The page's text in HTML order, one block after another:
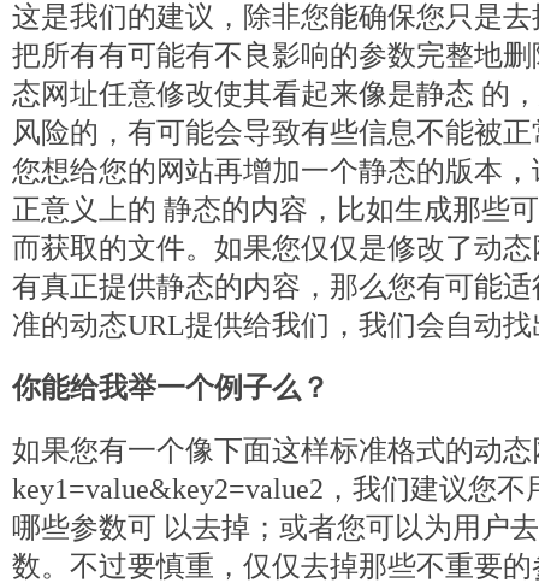
这是我们的建议，除非您能确保您只是
把所有有可能有不良影响的参数完整地
态网址任意修改使其看起来像是静态 的
风险的，有可能会导致有些信息不能被
您想给您的网站再增加一个静态的版本
正意义上的 静态的内容，比如生成那些
而获取的文件。如果您仅仅是修改了动
有真正提供静态的内容，那么您有可能
准的动态URL提供给我们，我们会自动
你能给我举一个例子么？
如果您有一个像下面这样标准格式的动态
key1=value&key2=value2，我们建议您
哪些参数可 以去掉；或者您可以为用户
数。不过要慎重，仅仅去掉那些不重要